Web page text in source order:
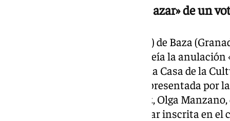
Suspendida la anulación «al azar» de un
La Junta Electoral de Zona (JEZ) de Baza
ejecución de la medida que preveía la anulación
correspondiente a la Mesa 1 de la Casa de la
decisión llega tras la denuncia presentada por
Granada al Parlamento andaluz, Olga
urna de dicha mesa pese a figurar inscrita en el